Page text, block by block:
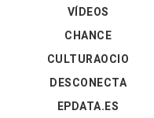
VÍDEOS
CHANCE
CULTURAOCIO
DESCONECTA
EPDATA.ES